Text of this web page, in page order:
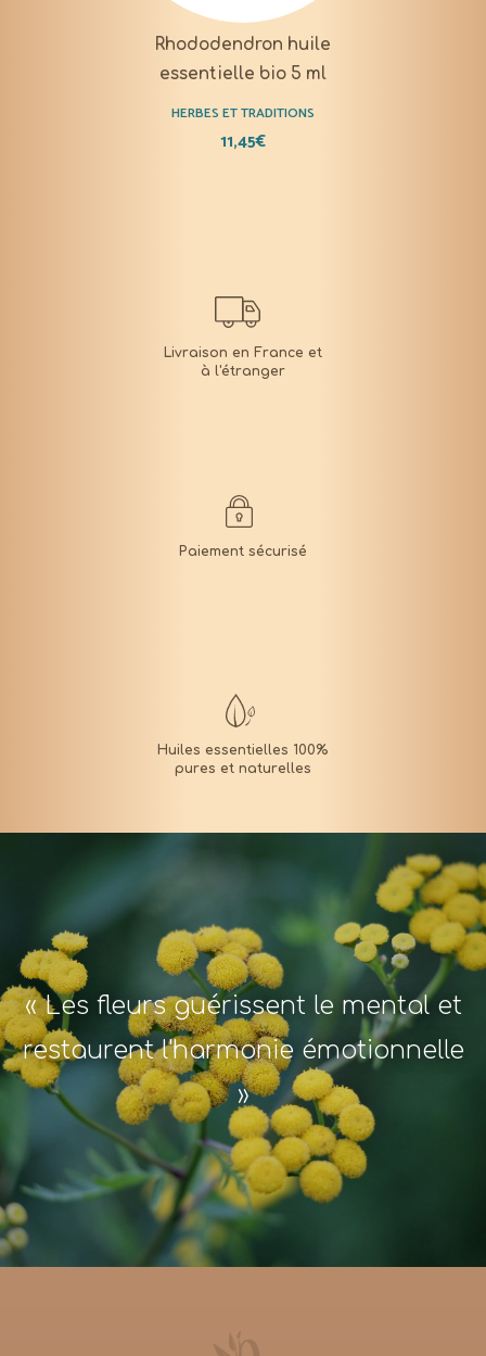
Rhododendron huile
essentielle bio 5 ml
HERBES ET TRADITIONS
11,45€
« Les fleurs guérissent le mental et
restaurent l'harmonie émotionnelle
»